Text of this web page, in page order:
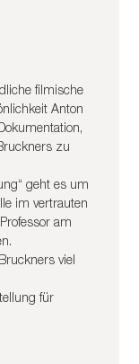
filmische
Anton
zu
geht es um
im vertrauten
am
viel
für